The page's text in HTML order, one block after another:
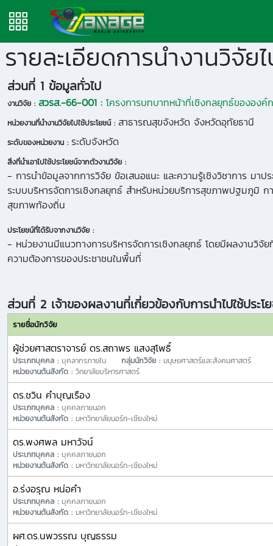
รายละเอียดการนำงานวิจัย
ส่วนที่ 1 ข้อมูลทั่วไป
งานวิจัย : สวรส.-66-001 : โครงการบทบาทหน้าที่เชิงกลยุทธ์ขององ
หน่วยงานที่นำงานวิจัยไปใช้ประโยชน์ : สาธารณสุขจังหวัด จังหวัดอุทัยธานี
ระดับของหน่วยงาน : ระดับจังหวัด
สิ่งที่นำเอาไปใช้ประโยชน์จากตัวงานวิจัย :
- การนำข้อมูลจากการวิจัย ข้อเสนอแนะ และความรู้เชิงวิชาการ มา
ระบบบริหารจัดการเชิงกลยุทธ์ สำหรับหน่วยบริการสุขภาพปฐมภูมิ
สุขภาพท้องถิ่น
ประโยชน์ที่ได้รับจากงานวิจัย :
- หน่วยงานมีแนวทางการบริหารจัดการเชิงกลยุทธ์ โดยมีผลงานวิจั
ความต้องการของประชาชนในพื้นที่
ส่วนที่ 2 เจ้าของผลงานที่เกี่ยวข้องกับการนำไปใช้ประโ
รายชื่อนักวิจัย
ผู้ช่วยศาสตราจารย์ ดร.สถาพร แสงสุโพธิ์
ประเภทบุคคล : บุคลากรภายใน กลุ่มนักวิจัย : มนุษยศาสตร์และสังคมศาสตร์
หน่วยงานต้นสังกัด : วิทยาลัยบริหารศาสตร์
ดร.ชวิน คำบุญเรือง
ประเภทบุคคล : บุคคลภายนอก
หน่วยงานต้นสังกัด : มหาวิทยาลัยนอร์ท-เชียงใหม่
ดร.พงศพล มหาวัจน์
ประเภทบุคคล : บุคคลภายนอก
หน่วยงานต้นสังกัด : มหาวิทยาลัยนอร์ท-เชียงใหม่
อ.ร่งอรุณ หน่อคำ
ประเภทบุคคล : บุคคลภายนอก
หน่วยงานต้นสังกัด : มหาวิทยาลัยนอร์ท-เชียงใหม่
ผศ.ดร.นพวรรณ บุญธรรม